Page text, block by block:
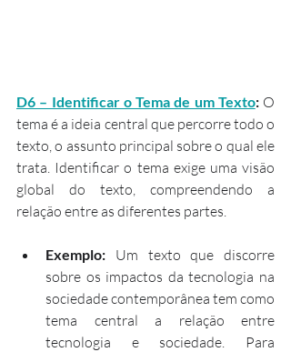
D6 – Identificar o Tema de um Texto: O
tema é a ideia central que percorre todo o
texto, o assunto principal sobre o qual ele
trata. Identificar o tema exige uma visão
global do texto, compreendendo a
relação entre as diferentes partes.
Exemplo: Um texto que discorre
sobre os impactos da tecnologia na
sociedade contemporânea tem como
tema central a relação entre
tecnologia e sociedade. Para